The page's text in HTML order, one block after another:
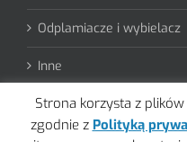
Odplamiacze i wybielacz
Inne
Strona korzysta z
zgodnie z Polityką